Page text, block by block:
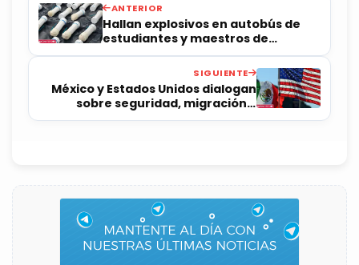
ANTERIOR
Hallan explosivos en autobús de
estudiantes y maestros de
Ayotzinapa
SIGUIENTE
México y Estados Unidos dialogan
sobre seguridad, migración y
comercio